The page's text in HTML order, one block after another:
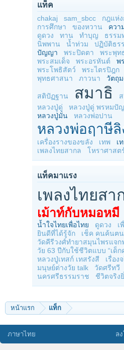
แท็ค
chakaj sam_sbcc กฎแห่
การศึกษา
ของหวาน ควา
ดูดวง
ทาน ทำบุญ ธรรม
นิพพาน
น้ำท่วม ปฏิบัติธร
ปัญญา
พระปิดตา พระพุท
พระสมเด็จ
พระอรหันต์
พ
พระโพธิสัตว์
พระไตรปิฎก
พุทธศาสนา
ภาวนา วัตถุ
สติปัฏฐาน สมาธิ
หลวงปู่ดู่
หลวงปู่ดู่ พรหมปั
หลวงปู่มั่น
หลวงพ่อปาน
หลวงพ่อฤาษีลิ
เครื่องรางของขลัง
เทพ
เ
เพลงไทยสากล
โหราศาสต
แท็คมาแรง
เพลงไทยสา
เม้าท์กับหมอหมี
น้ำใจไทยเพื่อไทย
ดูดวง
เ
ยินดีที่ได้รู้จัก
เช็ค คนค้นฅน
วัดคีรีวงศ์ทำยาสมุนไพรแจก
วัย 63 ปีกับใช้ชีวิตแบบ “เด็ก
หลวงปู่เทสก์ เทสรังสี
เรื่อง
มนุษย์ต่างวัย talk
วัดศรีทวี
นครศรีธรรมราช
ชีวิตจริง
หน้าแรก แท็ก
ภาษาไทย ล